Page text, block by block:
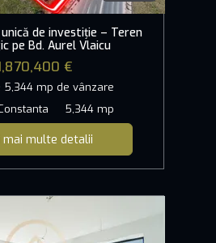
de investiție – Teren
pe Bd. Aurel Vlaicu
€
5,344 mp de vânzare
5,344 mp
mai multe detalii